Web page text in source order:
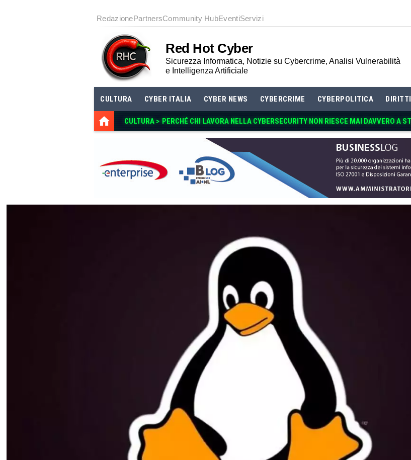
RedazionePartnersCommunity HubEventiServizi
Red Hot Cyber
Sicurezza Informatica, Notizie su Cybercrime, Analisi Vulnerabilità
e Intelligenza Artificiale
CULTURA CYBER ITALIA CYBER NEWS CYBERCRIME CYBERPOLITICA DIRITTI
CULTURA > PERCHÉ CHI LAVORA NELLA CYBERSECURITY NON RIESCE MAI DA